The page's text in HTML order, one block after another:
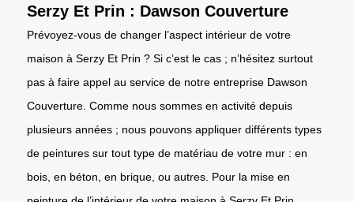
Serzy Et Prin : Dawson Couverture
Prévoyez-vous de changer l’aspect intérieur de votre
maison à Serzy Et Prin ? Si c’est le cas ; n’hésitez surtout
pas à faire appel au service de notre entreprise Dawson
Couverture. Comme nous sommes en activité depuis
plusieurs années ; nous pouvons appliquer différents types
de peintures sur tout type de matériau de votre mur : en
bois, en béton, en brique, ou autres. Pour la mise en